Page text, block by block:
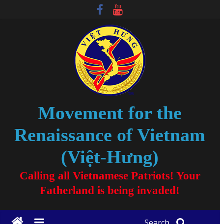
Movement for the
Renaissance of Vietnam
(Việt-Hưng)
Calling all Vietnamese Patriots! Your
Fatherland is being invaded!